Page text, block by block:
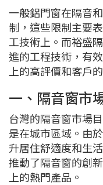
一般鋁門窗在隔音
制，這些限制主要
工技術上。而裕盛
進的工程技術，有
上的高評價和客戶
一、隔音窗市
台灣的隔音窗市場
是在城市區域。由
升居住舒適度和生
推動了隔音窗的創
上的熱門產品。